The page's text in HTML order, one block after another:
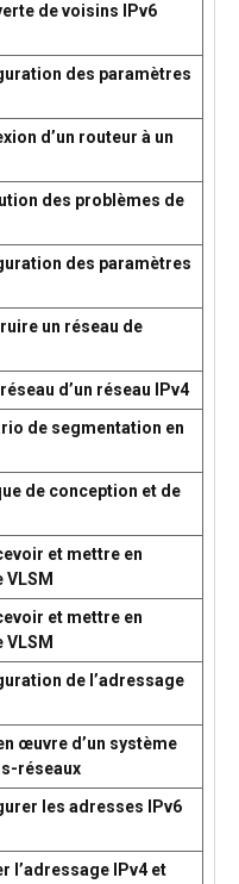
de voisins IPv6
des paramètres
d’un routeur à un
des problèmes de
des paramètres
un réseau de
d’un réseau IPv4
de segmentation en
de conception et de
et mettre en
et mettre en
de l’adressage
œuvre d’un système
réseaux
les adresses IPv6
l’adressage IPv4 et